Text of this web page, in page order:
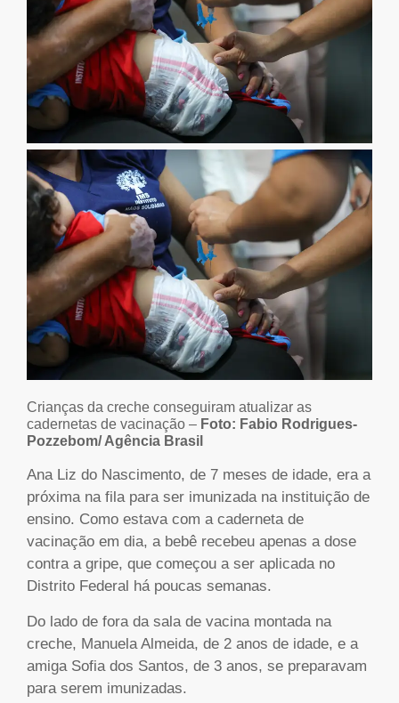
Crianças da creche conseguiram atualizar as
cadernetas de vacinação – Foto: Fabio Rodrigues-
Pozzebom/ Agência Brasil
Ana Liz do Nascimento, de 7 meses de idade, era a
próxima na fila para ser imunizada na instituição de
ensino. Como estava com a caderneta de
vacinação em dia, a bebê recebeu apenas a dose
contra a gripe, que começou a ser aplicada no
Distrito Federal há poucas semanas.
Do lado de fora da sala de vacina montada na
creche, Manuela Almeida, de 2 anos de idade, e a
amiga Sofia dos Santos, de 3 anos, se preparavam
para serem imunizadas.